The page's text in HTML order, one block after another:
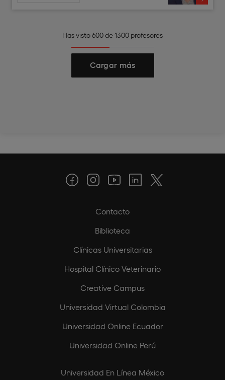
Has visto 600 de 1300 profesores
Cargar más
Contacto
Biblioteca
Clínicas Universitarias
Hospital Clínico Veterinario
Creative Campus
Universidad Virtual Colombia
Universidad Online Ecuador
Universidad Online Perú
Universidad En Línea México